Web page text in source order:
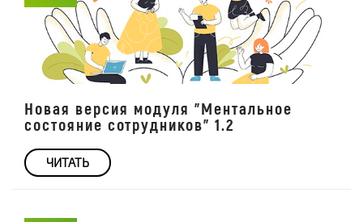
Новая версия модуля "Ментальное
состояние сотрудников" 1.2
ЧИТАТЬ